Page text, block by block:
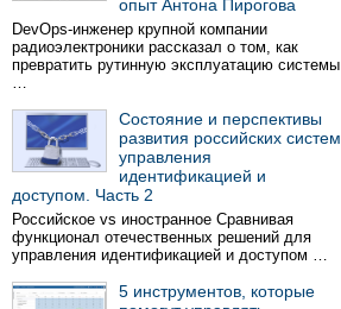
опыт Антона Пирогова
DevOps-инженер крупной компании
радиоэлектроники рассказал о том, как
превратить рутинную эксплуатацию системы
…
Состояние и перспективы
развития российских систем
управления
идентификацией и
доступом. Часть 2
Российское vs иностранное Сравнивая
функционал отечественных решений для
управления идентификацией и доступом …
5 инструментов, которые